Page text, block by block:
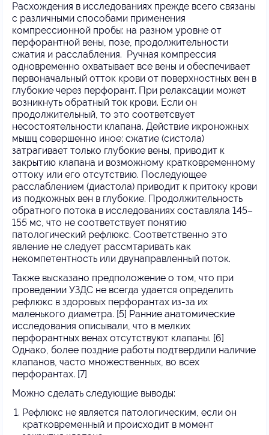
Расхождения в исследованиях прежде всего связаны
с различными способами применения
компрессионной пробы: на разном уровне от
перфорантной вены, позе, продолжительности
сжатия и расслабления. Ручная компрессия
одновременно охватывает все вены и обеспечивает
первоначальный отток крови от поверхностных вен в
глубокие через перфорант. При релаксации может
возникнуть обратный ток крови. Если он
продолжительный, то это соответсвует
несостоятельности клапана. Действие икроножных
мышц совершенно иное: сжатие (систола)
затрагивает только глубокие вены, приводит к
закрытию клапана и возможному кратковременному
оттоку или его отсутствию. Последующее
расслаблением (диастола) приводит к притоку крови
из подкожных вен в глубокие. Продолжительность
обратного потока в исследованиях составляла 145–
155 мс, что не соответствует понятию
патологический рефлюкс. Соответственно это
явление не следует рассмтаривать как
некомпетентность или двунаправленный поток.
Также высказано предположение о том, что при
проведении УЗДС не всегда удается определить
рефлюкс в здоровых перфорантах из-за их
маленького диаметра. [5] Ранние анатомические
исследования описывали, что в мелких
перфорантных венах отсутствуют клапаны. [6]
Однако, более поздние работы подтвердили наличие
клапанов, часто множественных, во всех
перфорантах. [7]
Можно сделать следующие выводы:
Рефлюкс не является патологическим, если он
кратковременный и происходит в момент